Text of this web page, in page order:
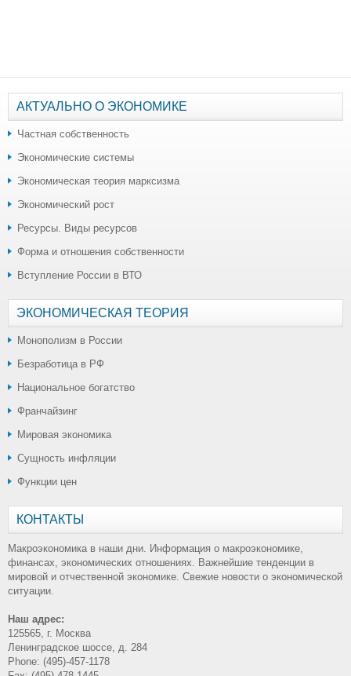
АКТУАЛЬНО О ЭКОНОМИКЕ
Частная собственность
Экономические системы
Экономическая теория марксизма
Экономический рост
Ресурсы. Виды ресурсов
Форма и отношения собственности
Вступление России в ВТО
ЭКОНОМИЧЕСКАЯ ТЕОРИЯ
Монополизм в России
Безработица в РФ
Национальное богатство
Франчайзинг
Мировая экономика
Сущность инфляции
Функции цен
КОНТАКТЫ
Макроэкономика в наши дни. Информация о макроэкономике,
финансах, экономических отношениях. Важнейшие тенденции в
мировой и отчественной экономике. Свежие новости о экономической
ситуации.
Наш адрес:
125565, г. Москва
Ленинградское шоссе, д. 284
Phone: (495)-457-1178